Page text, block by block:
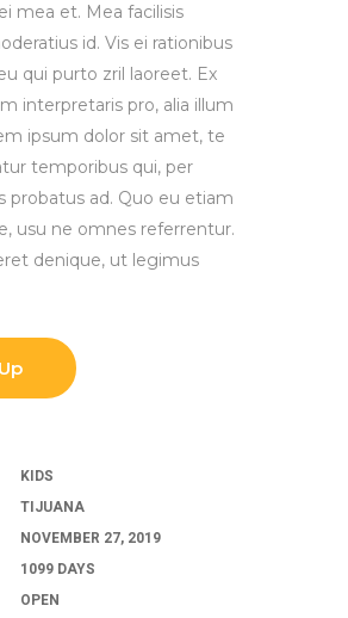
mea et. Mea facilisis
id. Vis ei rationibus
qui purto zril laoreet. Ex
interpretaris pro, alia illum
ipsum dolor sit amet, te
temporibus qui, per
probatus ad. Quo eu etiam
usu ne omnes referrentur.
denique, ut legimus
KIDS
TIJUANA
NOVEMBER 27, 2019
1099 DAYS
OPEN